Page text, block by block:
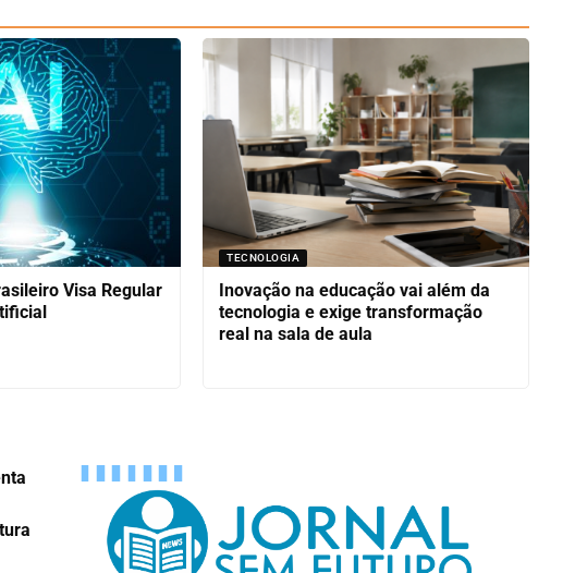
Visa Regular
TECNOLOGIA
Inovação na educação vai além da
tecnologia e exige transformação
real na sala de aula